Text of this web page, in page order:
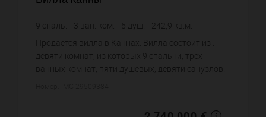
9 спаль. 3 ван. ком. 5 душ. 242,9 кв.м.
Продается вилла в Каннах. Вилла состоит из :
девяти комнат, из которых 9 спальни, трех
ванных комнат, пяти душевых, девяти санузлов.